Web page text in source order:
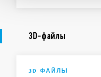
3D-файлы
3D-ФАЙЛЫ